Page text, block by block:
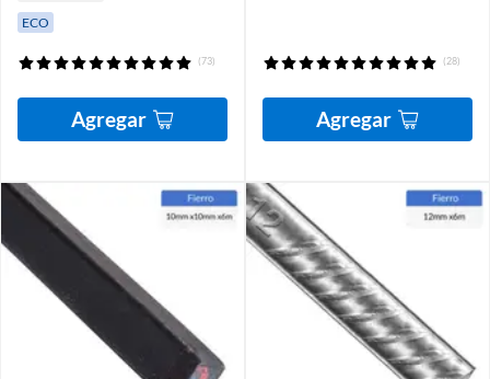
ECO
(73)
Agregar
(28)
Agregar